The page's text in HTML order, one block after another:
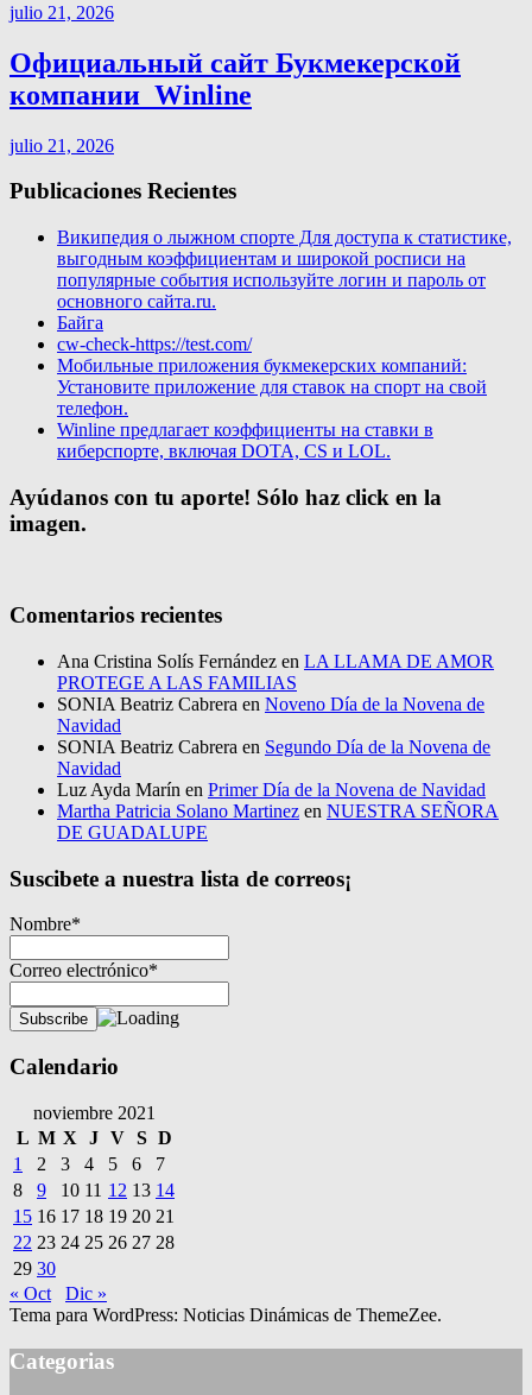
julio 21, 2026
Официальный сайт Букмекерской
компании ️ Winline
julio 21, 2026
Publicaciones Recientes
Википедия о лыжном спорте Для доступа к статистике,
выгодным коэффициентам и широкой росписи на
популярные события используйте логин и пароль от
основного сайта.ru.
Байга
cw-check-https://test.com/
Мобильные приложения букмекерских компаний:
Установите приложение для ставок на спорт на свой
телефон.
Winline предлагает коэффициенты на ставки в
киберспорте, включая DOTA, CS и LOL.
Ayúdanos con tu aporte! Sólo haz click en la
imagen.
Comentarios recientes
Ana Cristina Solís Fernández en LA LLAMA DE AMOR
PROTEGE A LAS FAMILIAS
SONIA Beatriz Cabrera en Noveno Día de la Novena de
Navidad
SONIA Beatriz Cabrera en Segundo Día de la Novena de
Navidad
Luz Ayda Marín en Primer Día de la Novena de Navidad
Martha Patricia Solano Martinez en NUESTRA SEÑORA
DE GUADALUPE
Suscibete a nuestra lista de correos¡
Nombre*
Correo electrónico*
Calendario
noviembre 2021
L M X J V S D
1
2 3 4 5 6
7
8
9 10 11 12 13 14
15 16 17 18 19 20 21
22 23 24 25 26 27 28
29 30
« Oct
Dic »
Tema para WordPress: Noticias Dinámicas de ThemeZee.
Categorias